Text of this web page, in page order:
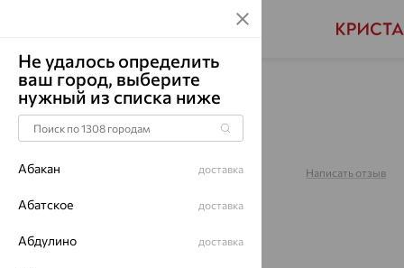
Главная Каталог Часы Фианит
Часы, серебро, фианит,
0377W.2.9.87A
Артикул: Написать отзыв
Не удалось определить
ваш город, выберите
нужный из списка ниже
Абакан доставка
Абатское доставка
Абдулино доставка